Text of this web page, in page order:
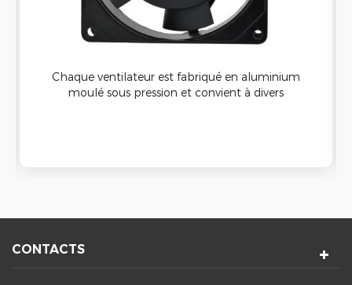
Chaque ventilateur est fabriqué en aluminium
moulé sous pression et convient à divers
CONTACTS